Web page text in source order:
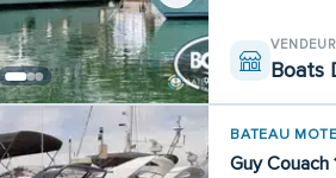
Boats
BATEAU
Guy Couach